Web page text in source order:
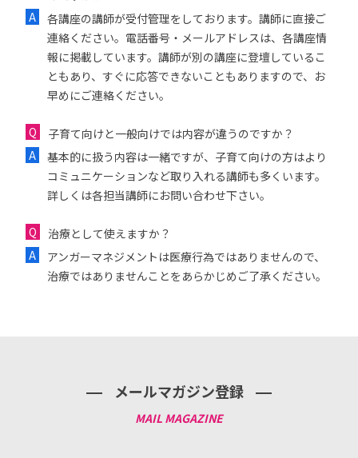
各講座の講師が受付管理をしております。講師に直接ご
連絡ください。電話番号・メールアドレスは、各講座情
報に掲載しています。講師が別の講座に登壇しているこ
ともあり、すぐに応答できないこともありますので、お
早めにご連絡ください。
子育て向けと一般向けでは内容が違うのですか？
基本的に扱う内容は一緒ですが、子育て向けの方はより
コミュニケーションなど取り入れる講師も多くいます。
詳しくは各担当講師にお問い合わせ下さい。
治療として使えますか？
アンガーマネジメントは医療行為ではありませんので、
治療ではありませんことをあらかじめご了承ください。
メールマガジン登録